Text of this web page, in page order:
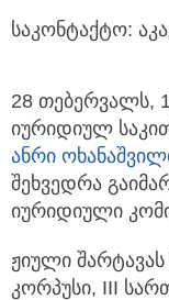
საკონტაქტო:
28 თებერვალს,
იურიდიულ
ანრი
შეხვედრა
იურიდიული
ჟიული
კორპუსი, III